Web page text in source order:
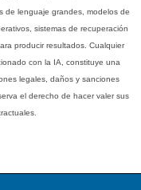
de lenguaje grandes, modelos de
sistemas de recuperación
producir resultados. Cualquier
con la IA, constituye una
legales, daños y sanciones
el derecho de hacer valer sus